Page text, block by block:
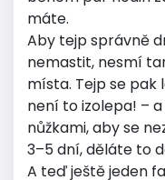
máte.
Aby tejp správně
nemastit, nesmí
místa. Tejp se
není to izolepa! –
nůžkami, aby se
3–5 dní, děláte to
A teď ještě jeden